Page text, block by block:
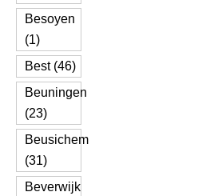
Besoyen
(1)
Best (46)
Beuningen
(23)
Beusichem
(31)
Beverwijk